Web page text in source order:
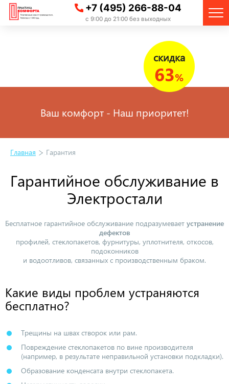
+7 (495) 266-88-04
с 9:00 до 21:00 без выходных
скидка
63%
Ваш комфорт - Наш приоритет!
Главная Гарантия
Гарантийное обслуживание в
Электростали
Бесплатное гарантийное обслуживание подразумевает устранение
дефектов
профилей, стеклопакетов, фурнитуры, уплотнителя, откосов,
подоконников
и водоотливов, связанных с производственным браком.
Какие виды проблем устраняются
бесплатно?
Трещины на швах створок или рам.
Повреждение стеклопакетов по вине производителя
(например, в результате неправильной установки подкладки).
Образование конденсата внутри стеклопакета.